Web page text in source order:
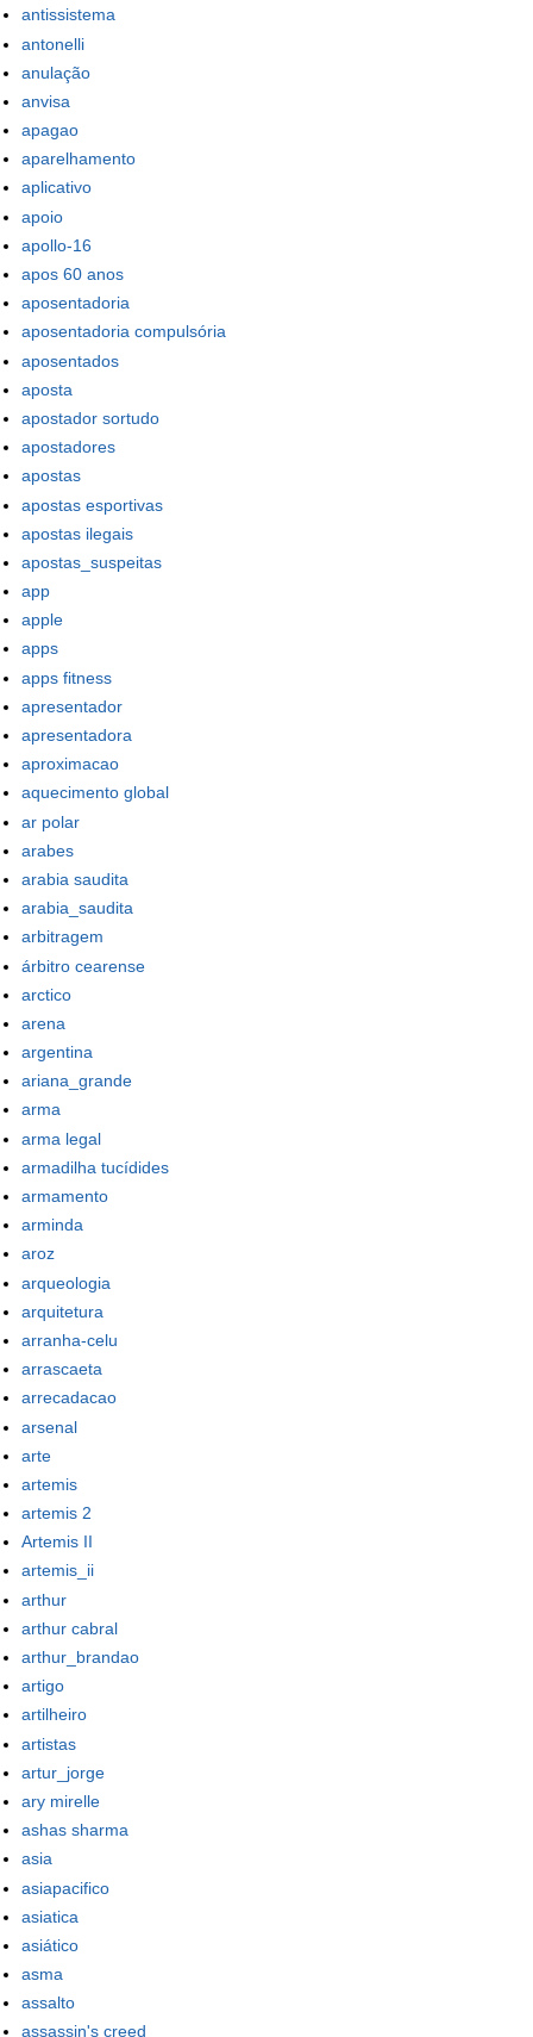
antissistema
antonelli
anulação
anvisa
apagao
aparelhamento
aplicativo
apoio
apollo-16
apos 60 anos
aposentadoria
aposentadoria compulsória
aposentados
aposta
apostador sortudo
apostadores
apostas
apostas esportivas
apostas ilegais
apostas_suspeitas
app
apple
apps
apps fitness
apresentador
apresentadora
aproximacao
aquecimento global
ar polar
arabes
arabia saudita
arabia_saudita
arbitragem
árbitro cearense
arctico
arena
argentina
ariana_grande
arma
arma legal
armadilha tucídides
armamento
arminda
aroz
arqueologia
arquitetura
arranha-celu
arrascaeta
arrecadacao
arsenal
arte
artemis
artemis 2
Artemis II
artemis_ii
arthur
arthur cabral
arthur_brandao
artigo
artilheiro
artistas
artur_jorge
ary mirelle
ashas sharma
asia
asiapacifico
asiatica
asiático
asma
assalto
assassin's creed